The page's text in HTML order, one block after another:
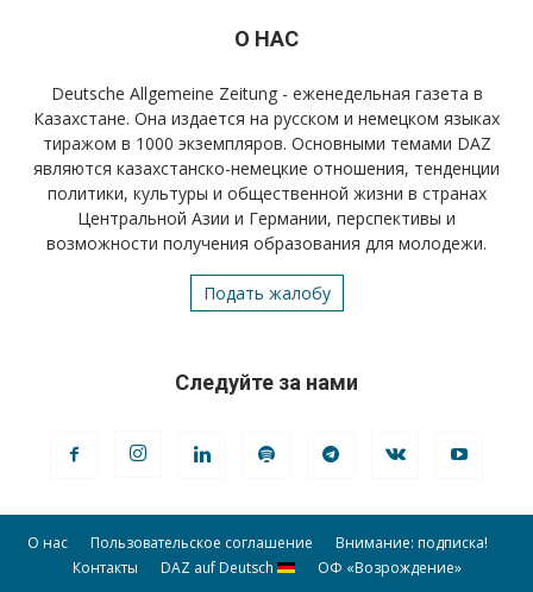
О НАС
Deutsche Allgemeine Zeitung - еженедельная газета в
Казахстане. Она издается на русском и немецком языках
тиражом в 1000 экземпляров. Основными темами DAZ
являются казахстанско-немецкие отношения, тенденции
политики, культуры и общественной жизни в странах
Центральной Азии и Германии, перспективы и
возможности получения образования для молодежи.
Подать жалобу
Следуйте за нами
О нас Пользовательское соглашение
Внимание: подписка!
Контакты
DAZ auf Deutsch ОФ «Возрождение»